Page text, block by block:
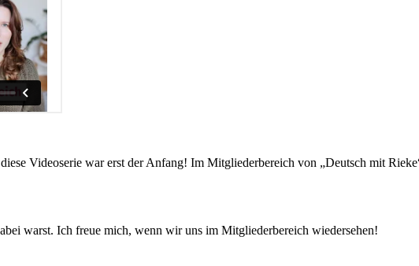
Videoserie war erst der Anfang! Im Mitgliederbereich von „Deutsch mit
warst. Ich freue mich, wenn wir uns im Mitgliederbereich wiedersehen!